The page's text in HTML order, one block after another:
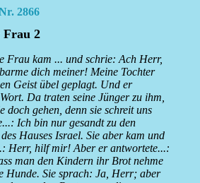
2866
Frau 2
Frau kam ... und schrie: Ach Herr,
dich meiner! Meine Tochter
Geist übel geplagt. Und er
Da traten seine Jünger zu ihm,
doch gehen, denn sie schreit uns
Ich bin nur gesandt zu den
Hauses Israel. Sie aber kam und
Herr, hilf mir! Aber er antwortete...:
man den Kindern ihr Brot nehme
Hunde. Sie sprach: Ja, Herr; aber